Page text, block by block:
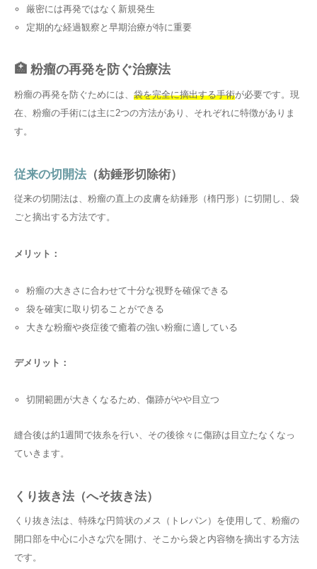
厳密には再発ではなく新規発生
定期的な経過観察と早期治療が特に重要
🏥 粉瘤の再発を防ぐ治療法
粉瘤の再発を防ぐためには、 袋を完全に摘出する手術が必要です。現
在、粉瘤の手術には主に2つの方法があり、それぞれに特徴がありま
す。
従来の切開法 （紡錘形切除術）
従来の切開法は、粉瘤の直上の皮膚を紡錘形（楕円形）に切開し、袋
ごと摘出する方法です。
メリット：
粉瘤の大きさに合わせて十分な視野を確保できる
袋を確実に取り切ることができる
大きな粉瘤や炎症後で癒着の強い粉瘤に適している
デメリット：
切開範囲が大きくなるため、傷跡がやや目立つ
縫合後は約1週間で抜糸を行い、その後徐々に傷跡は目立たなくなっ
ていきます。
くり抜き法（へそ抜き法）
くり抜き法は、特殊な円筒状のメス（トレパン）を使用して、粉瘤の
開口部を中心に小さな穴を開け、そこから袋と内容物を摘出する方法
です。